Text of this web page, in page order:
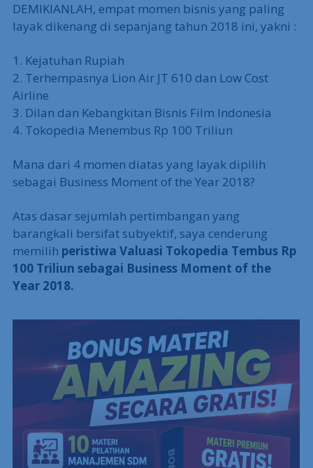
DEMIKIANLAH, empat momen bisnis yang paling
layak dikenang di sepanjang tahun 2018 ini, yakni :
1. Kejatuhan Rupiah
2. Terhempasnya Lion Air JT 610 dan Low Cost
Airline
3. Dilan dan Kebangkitan Bisnis Film Indonesia
4. Tokopedia Menembus Rp 100 Triliun
Mana dari 4 momen diatas yang layak dipilih
sebagai Business Moment of the Year 2018?
Atas dasar sejumlah pertimbangan yang
barangkali bersifat subyektif, saya cenderung
memilih peristiwa Valuasi Tokopedia Tembus Rp
100 Triliun sebagai Business Moment of the
Year 2018.